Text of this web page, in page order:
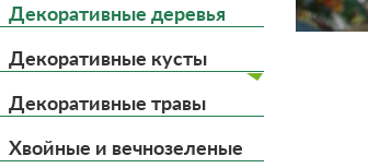
Декоративные деревья
Декоративные кусты
Декоративные травы
Хвойные и вечнозеленые